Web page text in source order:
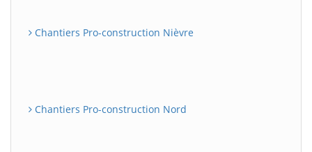
Chantiers Pro-construction Nièvre
Chantiers Pro-construction Nord